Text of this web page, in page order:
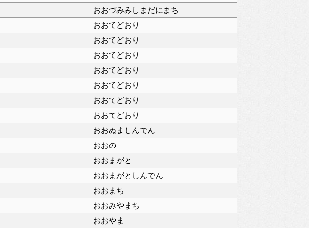
おおづみみしまだにまち
おおてどおり
おおてどおり
おおてどおり
おおてどおり
おおてどおり
おおてどおり
おおてどおり
おおぬましんでん
おおの
おおまがと
おおまがとしんでん
おおまち
おおみやまち
おおやま